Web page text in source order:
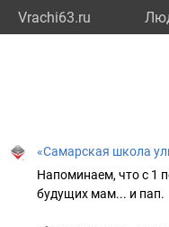
Vrachi63.ru
«Самарская школа
Напоминаем, что с 1
будущих мам... и пап.